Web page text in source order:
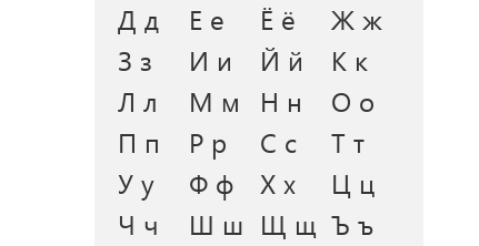
Д д
Е е Ё ё
Ж ж
З з
И и Й й
К к
Л л
М м Н н
О о
П п
Р р С с
Т т
У у
Ф ф Х х
Ц ц
Ч ч
Ш ш Щ щ Ъ ъ